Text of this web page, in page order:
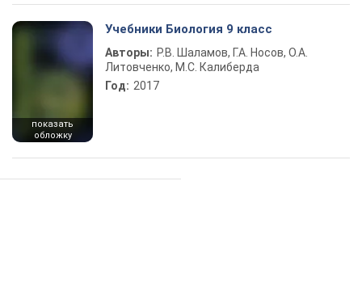
показать
обложку
Учебники Биология 9 класс
Авторы: Р.В. Шаламов, Г.А. Носов, О.А.
Литовченко, М.С. Калиберда
Год: 2017